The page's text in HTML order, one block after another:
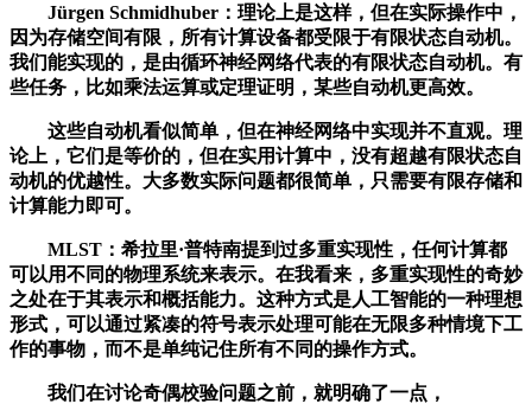
Jürgen Schmidhuber：理论上是这样，但在实际操作中，
因为存储空间有限，所有计算设备都受限于有限状态自动机。
我们能实现的，是由循环神经网络代表的有限状态自动机。有
些任务，比如乘法运算或定理证明，某些自动机更高效。
这些自动机看似简单，但在神经网络中实现并不直观。理
论上，它们是等价的，但在实用计算中，没有超越有限状态自
动机的优越性。大多数实际问题都很简单，只需要有限存储和
计算能力即可。
MLST：希拉里·普特南提到过多重实现性，任何计算都
可以用不同的物理系统来表示。在我看来，多重实现性的奇妙
之处在于其表示和概括能力。这种方式是人工智能的一种理想
形式，可以通过紧凑的符号表示处理可能在无限多种情境下工
作的事物，而不是单纯记住所有不同的操作方式。
我们在讨论奇偶校验问题之前，就明确了一点，